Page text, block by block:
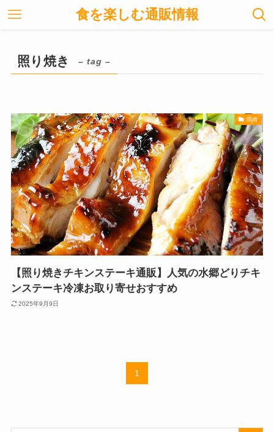
食を楽しむ通販情報
照り焼き – tag –
鶏肉
【照り焼きチキンステーキ通販】人気の水郷どりチキ
ンステーキ冷凍お取り寄せおすすめ
2025年9月9日
1